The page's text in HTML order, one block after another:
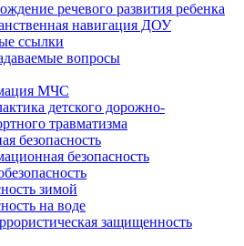
речевого развития ребенка
навигация ДОУ
ссылки
вопросы
МЧС
детского дорожно-
травматизма
безопасность
безопасность
зимой
на воде
защищенность